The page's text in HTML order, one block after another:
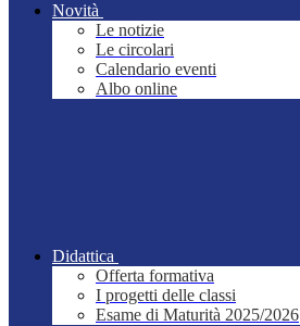
Novità
Le notizie
Le circolari
Calendario eventi
Albo online
Didattica
Offerta formativa
I progetti delle classi
Esame di Maturità 2025/2026